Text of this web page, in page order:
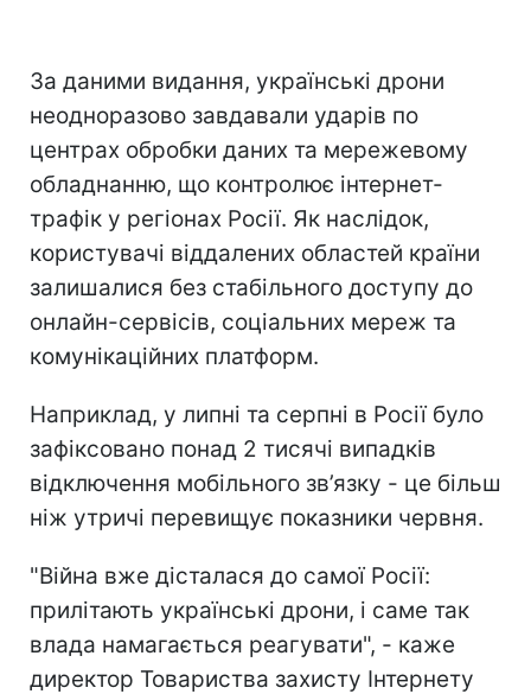
За даними видання, українські дрони
неодноразово завдавали ударів по
центрах обробки даних та мережевому
обладнанню, що контролює інтернет-
трафік у регіонах Росії. Як наслідок,
користувачі віддалених областей країни
залишалися без стабільного доступу до
онлайн-сервісів, соціальних мереж та
комунікаційних платформ.
Наприклад, у липні та серпні в Росії було
зафіксовано понад 2 тисячі випадків
відключення мобільного зв’язку - це більш
ніж утричі перевищує показники червня.
"Війна вже дісталася до самої Росії:
прилітають українські дрони, і саме так
влада намагається реагувати", - каже
директор Товариства захисту Інтернету